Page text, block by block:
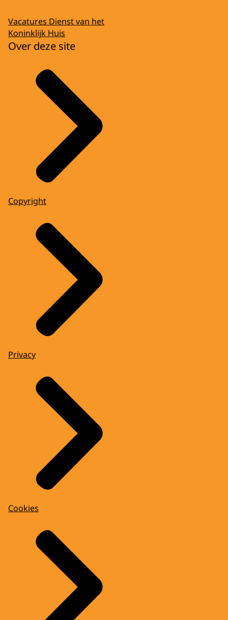
Vacatures Dienst van het
Koninklijk Huis
Over deze site
Copyright
Privacy
Cookies